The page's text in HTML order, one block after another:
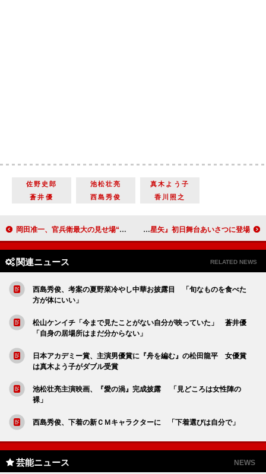
佐野史郎 池松壮亮
真木よう子
蒼井優
西島秀俊 香川照之
岡田准一、官兵衛最大の見せ場“中国大返し”を全う Ｗ杯日本代表にエール「自分たちのサッカーを」 ももクロ・あーりん「センターは慣れない」 『聖闘士星矢』初日舞台あいさつに登場
関連ニュース RELATED NEWS
西島秀俊、考案の夏野菜冷やし中華お披露目 「旬なものを食べた
方が体にいい」
松山ケンイチ「今まで見たことがない自分が映っていた」 蒼井優
「自身の居場所はまだ分からない」
日本アカデミー賞、主演男優賞に『舟を編む』の松田龍平 女優賞
は真木よう子がダブル受賞
池松壮亮主演映画、『愛の渦』完成披露 「見どころは女性陣の
裸」
西島秀俊、下着の新ＣＭキャラクターに 「下着選びは自分で」
芸能ニュース NEWS